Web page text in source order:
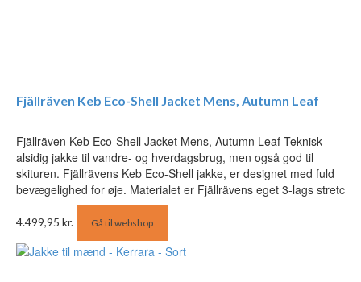
Fjällräven Keb Eco-Shell Jacket Mens, Autumn Leaf
Fjällräven Keb Eco-Shell Jacket Mens, Autumn Leaf Teknisk
alsidig jakke til vandre- og hverdagsbrug, men også god til
skituren. Fjällrävens Keb Eco-Shell jakke, er designet med fuld
bevægelighed for øje. Materialet er Fjällrävens eget 3-lags stretc
4.499,95 kr. Gå til webshop